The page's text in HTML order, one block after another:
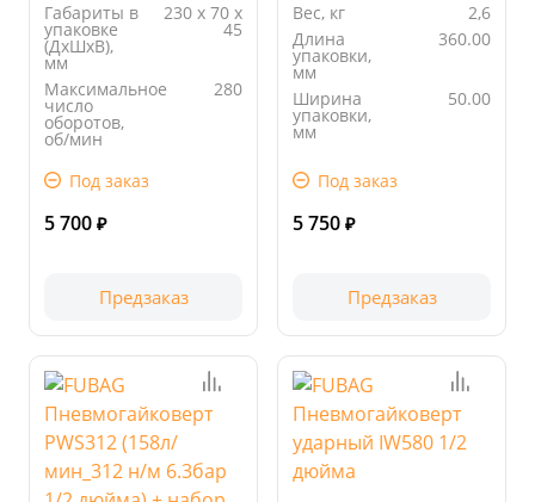
Габариты в
упаковке
(ДхШхВ),
мм
230 х 70 х
45
Максимальное
число
оборотов,
об/мин
280
Длина
мм
Под заказ
5 700 ₽
Предзаказ
Вес, кг
2,6
Длина
упаковки,
мм
360.00
Ширина
упаковки,
мм
50.00
упаковки,
мм Под заказ
5 750 ₽
Предзаказ